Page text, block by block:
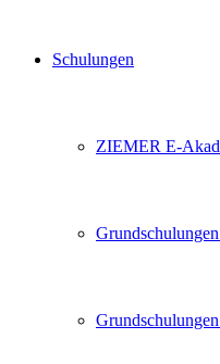
Schulungen
ZIEMER E-